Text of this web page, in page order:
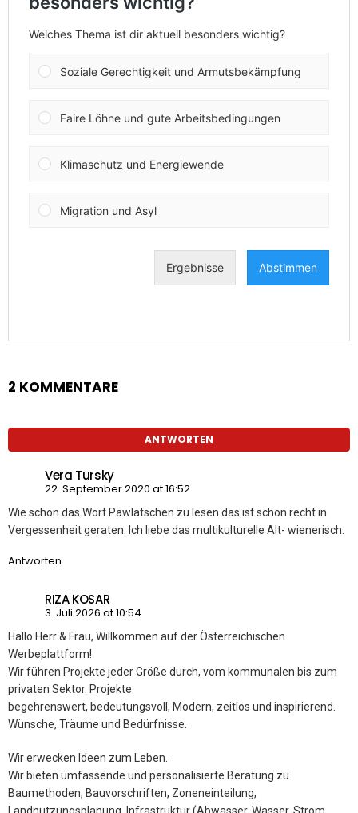
2 KOMMENTARE
ANTWORTEN
Vera Tursky
22. September 2020 at 16:52
Wie schön das Wort Pawlatschen zu lesen das ist schon recht in
Vergessenheit geraten. Ich liebe das multikulturelle Alt- wienerisch.
Antworten
RIZA KOSAR
3. Juli 2026 at 10:54
Hallo Herr & Frau, Willkommen auf der Österreichischen
Werbeplattform!
Wir führen Projekte jeder Größe durch, vom kommunalen bis zum
privaten Sektor. Projekte
begehrenswert, bedeutungsvoll, Modern, zeitlos und inspirierend.
Wünsche, Träume und Bedürfnisse.
Wir erwecken Ideen zum Leben.
Wir bieten umfassende und personalisierte Beratung zu
Baumethoden, Bauvorschriften, Zoneneinteilung,